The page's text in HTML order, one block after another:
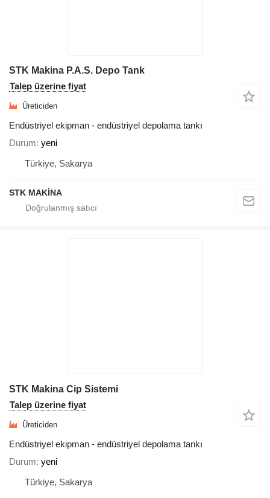
STK Makina P.A.S. Depo Tank
Talep üzerine fiyat
Üreticiden
Endüstriyel ekipman - endüstriyel depolama tankı
Durum yeni
Türkiye, Sakarya
STK MAKİNA
STK Makina Cip Sistemi
Talep üzerine fiyat
Üreticiden
Endüstriyel ekipman - endüstriyel depolama tankı
Durum yeni
Türkiye, Sakarya